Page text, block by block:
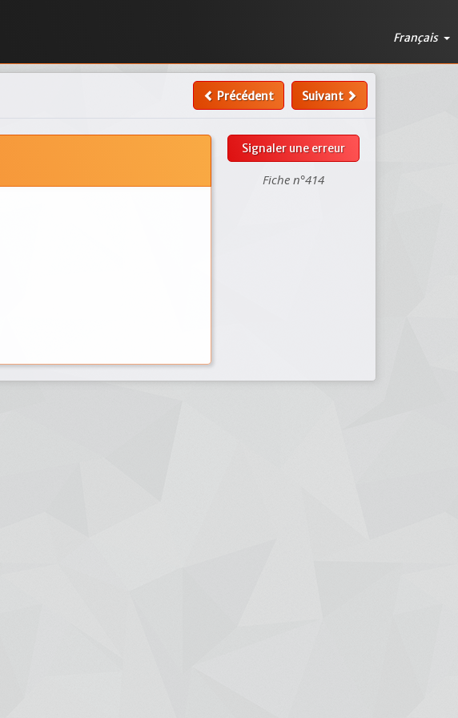
Français
Précédent Suivant
Signaler une erreur
Fiche n°414